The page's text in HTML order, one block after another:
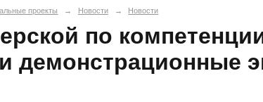
проекты → Новости → Новости
по
демонстрационные